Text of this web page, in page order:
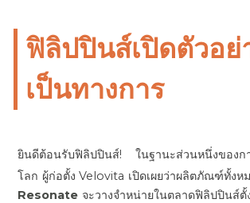
ฟิลิปปินส์เปิดตัวอย่
เป็นทางการ
ยินดีต้อนรับฟิลิปปินส์! ในฐานะส่วนหนึ่งของก
โลก ผู้ก่อตั้ง Velovita เปิดเผยว่าผลิตภัณฑ์ทั้งห
Resonate จะวางจำหน่ายในตลาดฟิลิปปินส์